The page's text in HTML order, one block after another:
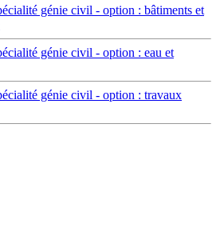
génie civil - option : bâtiments et
génie civil - option : eau et
génie civil - option : travaux